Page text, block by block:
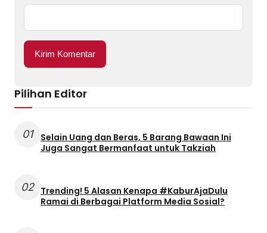
Pilihan Editor
01
Selain Uang dan Beras, 5 Barang Bawaan Ini
Juga Sangat Bermanfaat untuk Takziah
02 Trending! 5 Alasan Kenapa #KaburAjaDulu
Ramai di Berbagai Platform Media Sosial?